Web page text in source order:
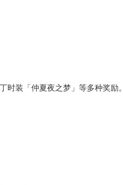
时装「仲夏夜之梦」等多种奖励。